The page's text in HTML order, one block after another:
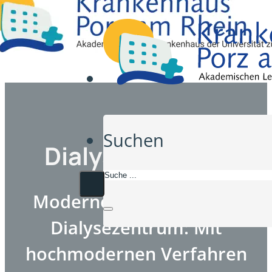
Suchen
Dialysezentrum
Moderne Versorgung im
Dialysezentrum: Mit
hochmodernen Verfahren